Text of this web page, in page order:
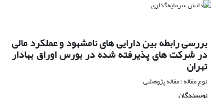
بررسی رابطه بین دارایی های نامشهود و عملکرد مالی
در شرکت های پذیرفته شده در بورس اوراق بهادار
تهران
نوع مقاله : مقاله پژوهشی